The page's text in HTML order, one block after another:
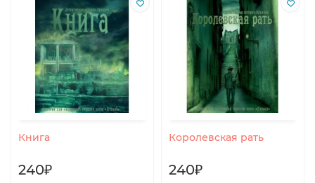
Книга
240₽
Королевская рать
240₽